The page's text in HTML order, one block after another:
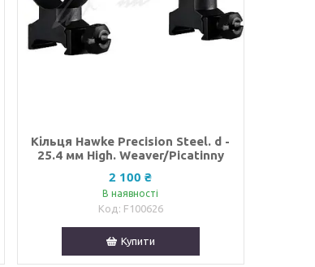
Кільця Hawke Precision Steel. d -
25.4 мм High. Weaver/Picatinny
2 100 ₴
В наявності
F100626
Купити